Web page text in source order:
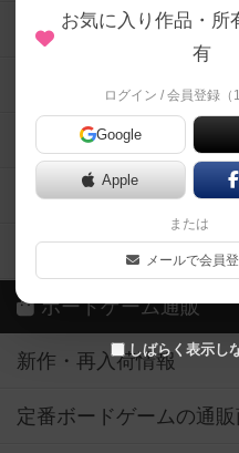
お気に入り作品・所
有
ログイン / 会員登録（
Google
Apple
または
メールで会員
しばらく表示し
メカニクス特集
掲示板・トピックス
ボドとも・会員一覧
ボードゲーム業界コラム
ボドゲーマご利用案内
ボードゲーム通販
新作・再入荷情報
定番ボードゲームの通